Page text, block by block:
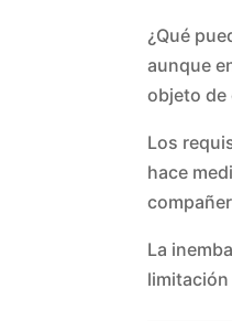
¿Qué
aunque
objeto de
Los
hace
La